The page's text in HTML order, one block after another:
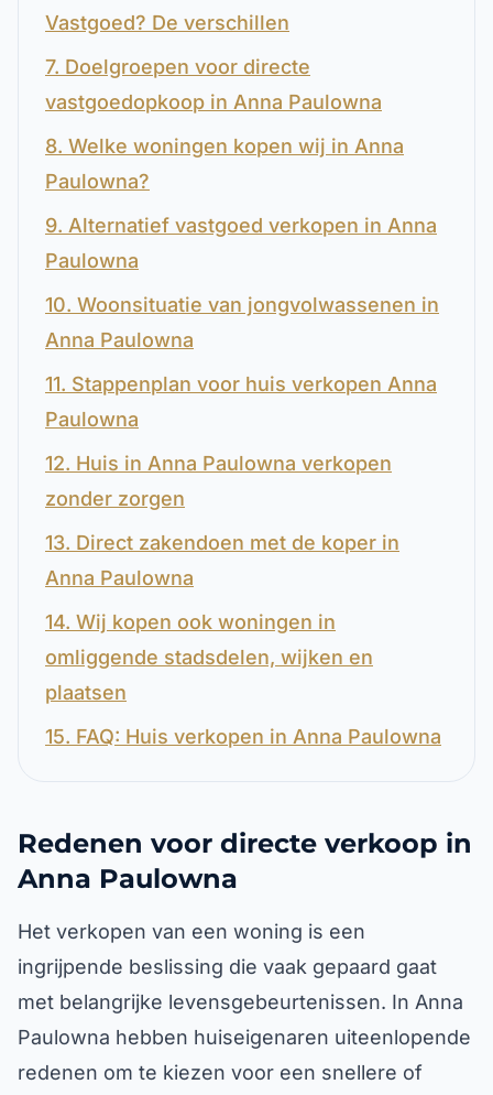
Vastgoed? De verschillen
7. Doelgroepen voor directe
vastgoedopkoop in Anna Paulowna
8. Welke woningen kopen wij in Anna
Paulowna?
9. Alternatief vastgoed verkopen in Anna
Paulowna
10. Woonsituatie van jongvolwassenen in
Anna Paulowna
11. Stappenplan voor huis verkopen Anna
Paulowna
12. Huis in Anna Paulowna verkopen
zonder zorgen
13. Direct zakendoen met de koper in
Anna Paulowna
14. Wij kopen ook woningen in
omliggende stadsdelen, wijken en
plaatsen
15. FAQ: Huis verkopen in Anna Paulowna
Redenen voor directe verkoop in
Anna Paulowna
Het verkopen van een woning is een
ingrijpende beslissing die vaak gepaard gaat
met belangrijke levensgebeurtenissen. In Anna
Paulowna hebben huiseigenaren uiteenlopende
redenen om te kiezen voor een snellere of